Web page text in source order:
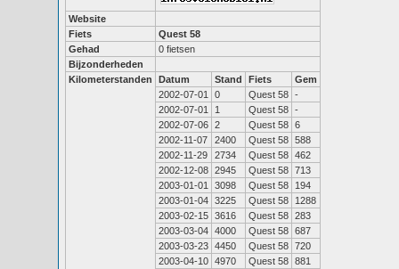
Website
Fiets
Quest 58
Gehad
0 fietsen
Bijzonderheden
Kilometerstanden
Datum Stand Fiets
Gem
2002-07-01
0 Quest 58 -
2002-07-01
1 Quest 58 -
2002-07-06 2 Quest 58 6
2002-11-07
2400 Quest 58 588
2002-11-29
2734 Quest 58 462
2002-12-08 2945 Quest 58 713
2003-01-01
3098 Quest 58
194
2003-01-04 3225 Quest 58
1288
2003-02-15 3616 Quest 58 283
2003-03-04 4000 Quest 58 687
2003-03-23 4450 Quest 58 720
2003-04-10 4970 Quest 58 881